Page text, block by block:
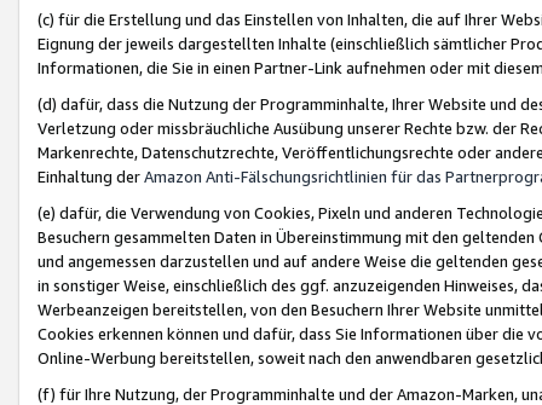
(c) für die Erstellung und das Einstellen von Inhalten, die auf Ihrer
Eignung der jeweils dargestellten Inhalte (einschließlich sämtlicher
Informationen, die Sie in einen Partner-Link aufnehmen oder mit
(d) dafür, dass die Nutzung der Programminhalte, Ihrer Website und
Verletzung oder missbräuchliche Ausübung unserer Rechte bzw. der
Markenrechte, Datenschutzrechte, Veröffentlichungsrechte oder
Einhaltung derAmazon Anti-Fälschungsrichtlinien für das
(e) dafür, die Verwendung von Cookies, Pixeln und anderen
Besuchern gesammelten Daten in Übereinstimmung mit den
und angemessen darzustellen und auf andere Weise die geltenden
in sonstiger Weise, einschließlich des ggf. anzuzeigenden Hinweises,
Werbeanzeigen bereitstellen, von den Besuchern Ihrer Website
Cookies erkennen können und dafür, dass Sie Informationen über die
Online-Werbung bereitstellen, soweit nach den anwendbaren
(f) für Ihre Nutzung, der Programminhalte und der Amazon-Marken,